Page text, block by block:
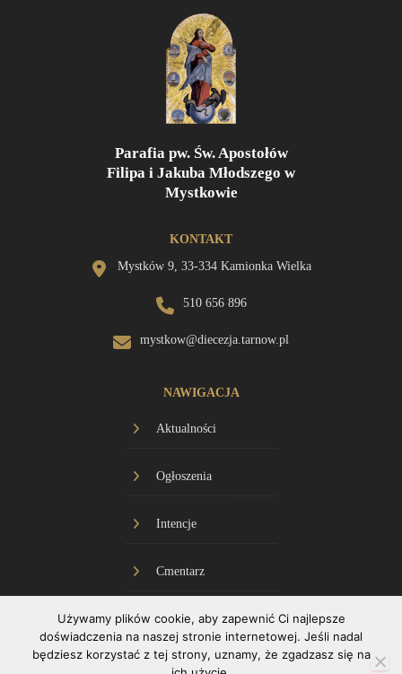
Parafia pw. Św. Apostołów
Filipa i Jakuba Młodszego w
Mystkowie
KONTAKT
Mystków 9, 33-334 Kamionka Wielka
510 656 896
mystkow@diecezja.tarnow.pl
NAWIGACJA
Aktualności
Ogłoszenia
Intencje
Cmentarz
Historia
Transmisja
Używamy plików cookie, aby zapewnić Ci najlepsze
doświadczenia na naszej stronie internetowej. Jeśli nadal
będziesz korzystać z tej strony, uznamy, że zgadzasz się na